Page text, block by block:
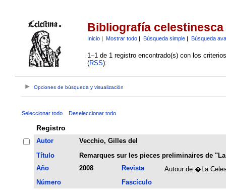
Bibliografía celestinesca
Inicio| Mostrar todo| Búsqueda simple| Búsqueda
1–1 de 1 registro encontrado(s) con los
(RSS):
Opciones de búsqueda y visualización
Seleccionar todo Deseleccionar todo
Registro
Autor
Vecchio, Gilles del
Título
Remarques sur les pieces preliminaires de
Año
2008 Revista
Autour de �La
Número
Fascículo